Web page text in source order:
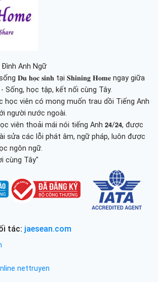
Anh Ngữ
𝐃𝐮 𝐡𝐨̣𝐜 𝐬𝐢𝐧𝐡 tại 𝐒𝐡𝐢𝐧𝐢𝐧𝐠 𝐇𝐨𝐦𝐞 ngay giữa
Sống, học tập, kết nối cùng Tây.
học viên có mong muốn trau dồi Tiếng Anh
người nước ngoài.
viên thoải mái nói tiếng Anh 𝟮𝟰/𝟮𝟰, được
sửa các lỗi phát âm, ngữ pháp, luôn được
ngôn ngữ.
cùng Tây"
tác: jaesean.com
nettruyen